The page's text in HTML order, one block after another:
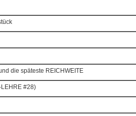
die späteste REICHWEITE
LEHRE #28)